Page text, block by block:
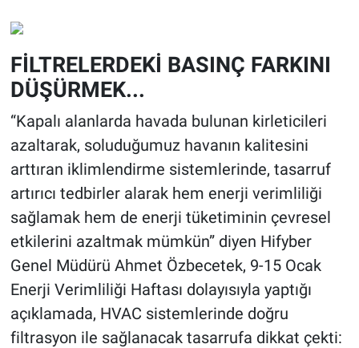
FİLTRELERDEKİ BASINÇ FARKINI
DÜŞÜRMEK...
“Kapalı alanlarda havada bulunan kirleticileri
azaltarak, soluduğumuz havanın kalitesini
arttıran iklimlendirme sistemlerinde, tasarruf
artırıcı tedbirler alarak hem enerji verimliliği
sağlamak hem de enerji tüketiminin çevresel
etkilerini azaltmak mümkün” diyen Hifyber
Genel Müdürü Ahmet Özbecetek, 9-15 Ocak
Enerji Verimliliği Haftası dolayısıyla yaptığı
açıklamada, HVAC sistemlerinde doğru
filtrasyon ile sağlanacak tasarrufa dikkat çekti: